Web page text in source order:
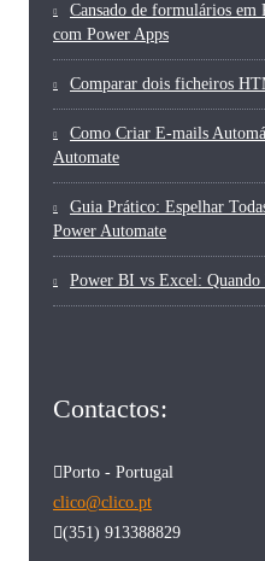
Cansado de formulários em
com Power Apps
Comparar dois ficheiros
Como Criar E-mails
Automate
Guia Prático: Espelhar
Power Automate
Power BI vs Excel: Quando
Contactos:
Porto - Portugal
clico@clico.pt
(351) 913388829